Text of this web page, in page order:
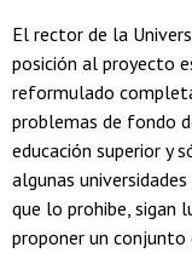
El rector de la
posición al proyecto
reformulado
problemas de fondo
educación superior y
algunas
que lo prohibe, sigan
proponer un conjunto